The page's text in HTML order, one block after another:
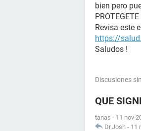
bien pero
Revisa este
https://
Saludos !
Discusiones
QUE
tanas - 11 nov
Dr.Josh - 11